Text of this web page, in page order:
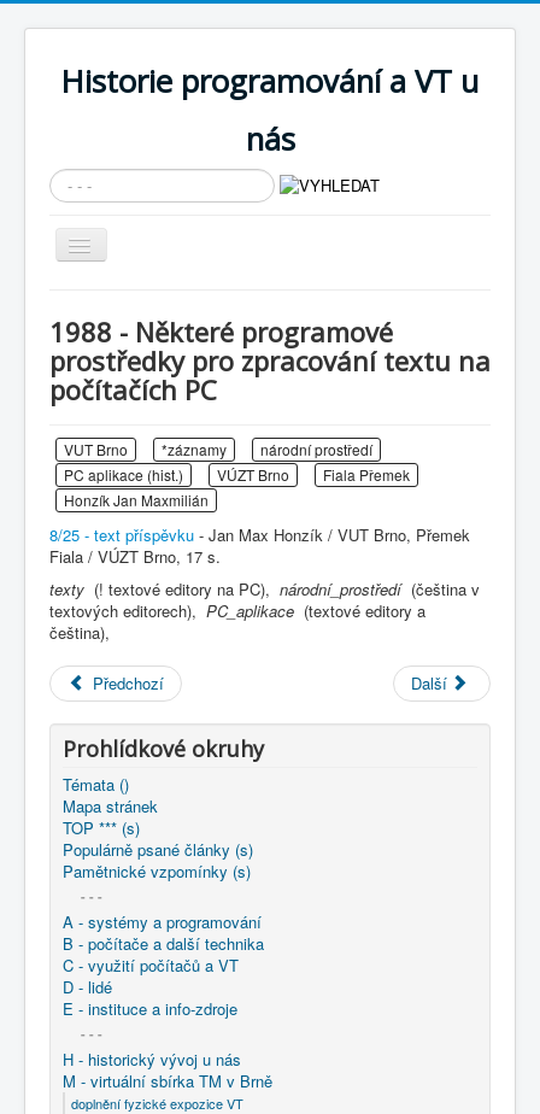
Historie programování a VT u
nás
Vyhledávání...
Přepnout
navigaci
Cíle expozice
PRŮVODCE EXPOZICÍ
KNIHOVNA
Historické počítače
COBOL
O nás
Úvod
větší souhrnné komplety
Programování/Tsw Ostrava
1988 - Programování Ostrava
1988 - Některé programové prostředky pro zpracování
textu na počítačích PC
1988 - Některé programové
prostředky pro zpracování textu na
počítačích PC
VUT Brno *záznamy
národní prostředí
PC aplikace (hist.)
VÚZT Brno
Fiala Přemek
Honzík Jan Maxmilián
8/25 - text příspěvku - Jan Max Honzík / VUT Brno, Přemek
Fiala / VÚZT Brno, 17 s.
texty (! textové editory na PC), národní_prostředí (čeština v
textových editorech), PC_aplikace (textové editory a
čeština),
Předchozí Další
Prohlídkové okruhy
Témata ()
Mapa stránek
TOP *** (s)
Populárně psané články (s)
Pamětnické vzpomínky (s)
- - -
A - systémy a programování
B - počítače a další technika
C - využití počítačů a VT
D - lidé
E - instituce a info-zdroje
- - -
H - historický vývoj u nás
M - virtuální sbírka TM v Brně
doplnění fyzické expozice VT